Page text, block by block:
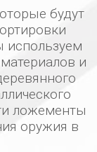
будут
используем
и
ложементы
оружия в